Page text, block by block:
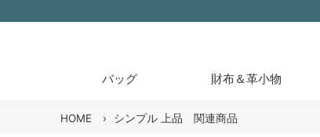
バッグ 財布＆革小物
HOME › シンプル 上品 関連商品